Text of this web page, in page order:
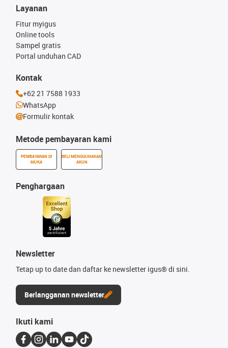
Metode pembayaran kami
PEMBAYARAN DI
MUKA
BELI MENGGUNAKAN
AKUN
Layanan
Fitur myigus
Online tools
Sampel gratis
Portal unduhan CAD
Penghargaan
Newsletter
Tetap up to date dan daftar ke newsletter igus® di sini.
Berlangganan newsletter
Kontak
+62 21 7588 1933
WhatsApp
Formulir kontak
Ikuti kami